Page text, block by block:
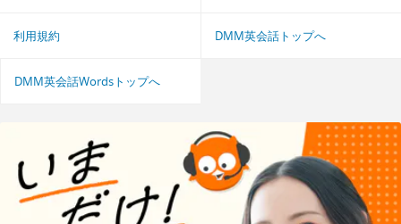
利用規約 DMM英会話トップへ
DMM英会話Wordsトップへ